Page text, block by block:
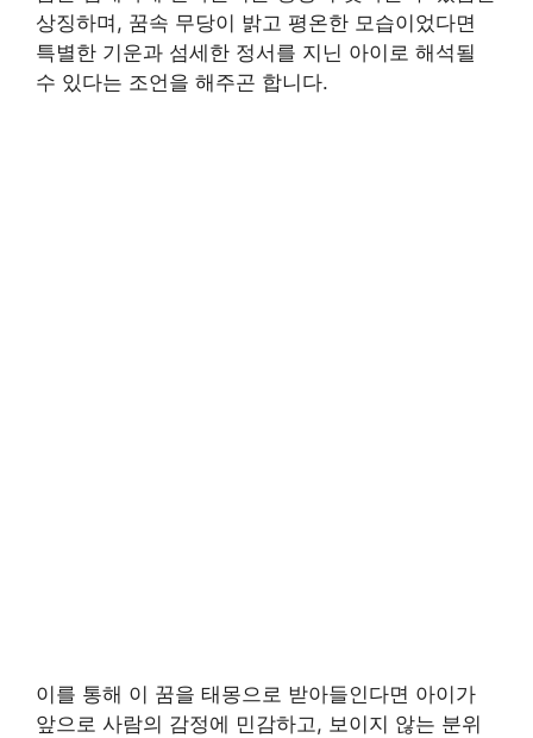
상징하며, 꿈속 무당이 밝고 평온한 모습이었다면
특별한 기운과 섬세한 정서를 지닌 아이로 해석될
수 있다는 조언을 해주곤 합니다.
이를 통해 이 꿈을 태몽으로 받아들인다면 아이가
앞으로 사람의 감정에 민감하고, 보이지 않는 분위